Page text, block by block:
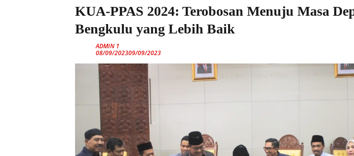
KUA-PPAS 2024: Terobosan Menuju Masa
Bengkulu yang Lebih Baik
ADMIN 1
08/09/202309/09/2023